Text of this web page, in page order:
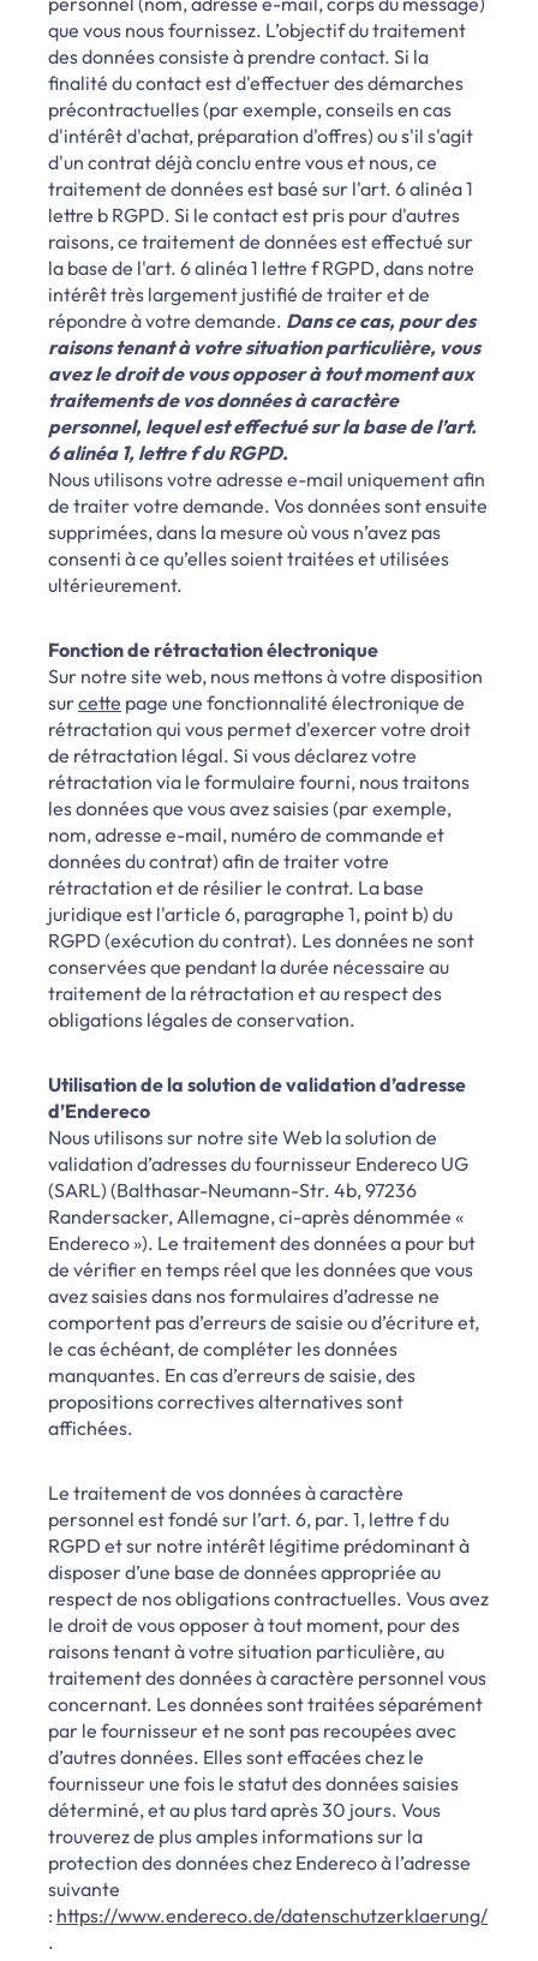
que vous nous fournissez. L’objectif du traitement
des données consiste à prendre contact. Si la
finalité du contact est d'effectuer des démarches
précontractuelles (par exemple, conseils en cas
d'intérêt d'achat, préparation d'offres) ou s'il s'agit
d'un contrat déjà conclu entre vous et nous, ce
traitement de données est basé sur l'art. 6 alinéa 1
lettre b RGPD. Si le contact est pris pour d'autres
raisons, ce traitement de données est effectué sur
la base de l'art. 6 alinéa 1 lettre f RGPD, dans notre
intérêt très largement justifié de traiter et de
répondre à votre demande. Dans ce cas, pour des
raisons tenant à votre situation particulière, vous
avez le droit de vous opposer à tout moment aux
traitements de vos données à caractère
personnel, lequel est effectué sur la base de l’art.
6 alinéa 1, lettre f du RGPD.
Nous utilisons votre adresse e-mail uniquement afin
de traiter votre demande. Vos données sont ensuite
supprimées, dans la mesure où vous n’avez pas
consenti à ce qu’elles soient traitées et utilisées
ultérieurement.
Fonction de rétractation électronique
Sur notre site web, nous mettons à votre disposition
surcette page une fonctionnalité électronique de
rétractation qui vous permet d'exercer votre droit
de rétractation légal. Si vous déclarez votre
rétractation via le formulaire fourni, nous traitons
les données que vous avez saisies (par exemple,
nom, adresse e-mail, numéro de commande et
données du contrat) afin de traiter votre
rétractation et de résilier le contrat. La base
juridique est l'article 6, paragraphe 1, point b) du
RGPD (exécution du contrat). Les données ne sont
conservées que pendant la durée nécessaire au
traitement de la rétractation et au respect des
obligations légales de conservation.
Utilisation de la solution de validation d’adresse
d’Endereco
Nous utilisons sur notre site Web la solution de
validation d’adresses du fournisseur Endereco UG
(SARL) (Balthasar-Neumann-Str. 4b, 97236
Randersacker, Allemagne, ci-après dénommée «
Endereco »). Le traitement des données a pour but
de vérifier en temps réel que les données que vous
avez saisies dans nos formulaires d’adresse ne
comportent pas d’erreurs de saisie ou d’écriture et,
le cas échéant, de compléter les données
manquantes. En cas d’erreurs de saisie, des
propositions correctives alternatives sont
affichées.
Le traitement de vos données à caractère
personnel est fondé sur l’art. 6, par. 1, lettre f du
RGPD et sur notre intérêt légitime prédominant à
disposer d’une base de données appropriée au
respect de nos obligations contractuelles. Vous avez
le droit de vous opposer à tout moment, pour des
raisons tenant à votre situation particulière, au
traitement des données à caractère personnel vous
concernant. Les données sont traitées séparément
par le fournisseur et ne sont pas recoupées avec
d’autres données. Elles sont effacées chez le
fournisseur une fois le statut des données saisies
déterminé, et au plus tard après 30 jours. Vous
trouverez de plus amples informations sur la
protection des données chez Endereco à l’adresse
suivante
: https://www.endereco.de/datenschutzerklaerung/
.